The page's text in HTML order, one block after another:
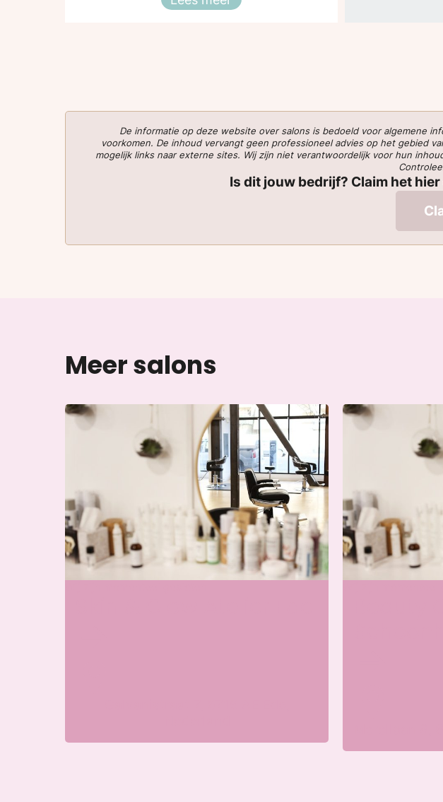
REDUHAIR! Weggegooid geld.
De informatie op deze website over salons is bedoeld voor algemene
voorkomen. De inhoud vervangt geen professioneel advies op het gebied
mogelijk links naar externe sites. Wij zijn niet verantwoordelijk voor hun
Is dit jouw bedrijf? Claim het
Meer salons